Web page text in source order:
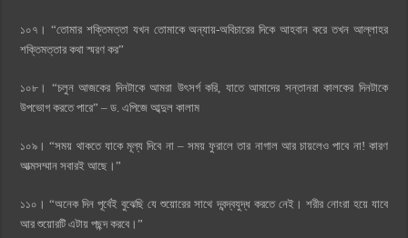
১০৭। “তোমার শক্তিমত্তা যখন তোমাকে অন্যায়-অবিচারের দিকে আহবান করে তখন আল্লাহর
শক্তিমত্তার কথা স্মরণ কর”
১০৮। “চলুন আজকের দিনটাকে আমরা উৎসর্গ করি, যাতে আমাদের সন্তানরা কালকের দিনটাকে
উপভোগ করতে পারে” – ড. এপিজে আব্দুল কালাম
১০৯। “সময় থাকতে যাকে মূল্য দিবে না – সময় ফুরালে তার নাগাল আর চায়লেও পাবে না! কারণ
আত্মসম্মান সবারই আছে।”
১১০। “অনেক দিন পূর্বেই বুঝেছি যে শুয়োরের সাথে দ্বন্দ্বযুদ্ধ করতে নেই। শরীর নোংরা হয়ে যাবে
আর শুয়োরটি এটায় পছন্দ করবে।”